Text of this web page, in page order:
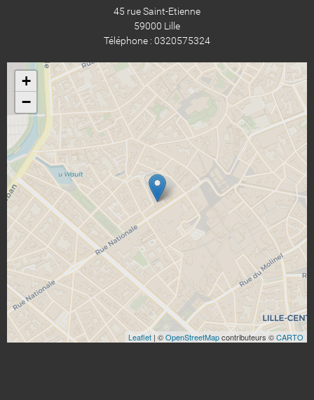
45 rue Saint-Etienne
59000 Lille
Téléphone : 0320575324
+
−
Leaflet | ©OpenStreetMapcontributeurs ©CARTO